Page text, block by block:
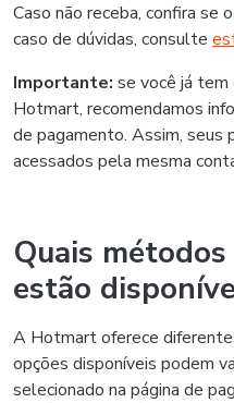
Caso não receba, confira se
caso de dúvidas, consulte
Importante: se você já
Hotmart, recomendamos
de pagamento. Assim,
acessados pela mesma
Quais
estão
A Hotmart oferece
opções disponíveis podem
selecionado na página de